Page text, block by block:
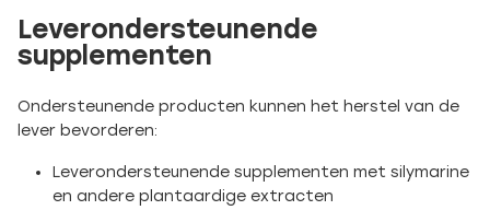
Leverondersteunende
supplementen
Ondersteunende producten kunnen het herstel van de
lever bevorderen:
Leverondersteunende supplementen met silymarine
en andere plantaardige extracten